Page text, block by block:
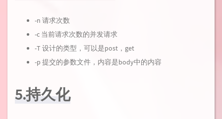
-n 请求次数
-c 当前请求次数的并发请求
-T 设计的类型，可以是post，get
-p 提交的参数文件，内容是body中的内容
5.持久化